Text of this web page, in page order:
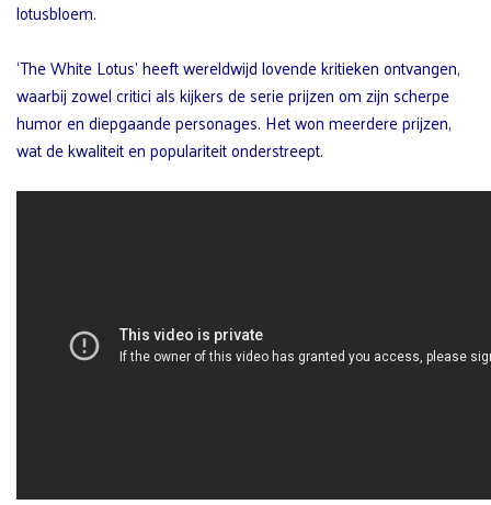
‘The White Lotus’ heeft wereldwijd lovende kritieken ontvangen,
waarbij zowel critici als kijkers de serie prijzen om zijn scherpe
humor en diepgaande personages. Het won meerdere prijzen,
wat de kwaliteit en populariteit onderstreept.